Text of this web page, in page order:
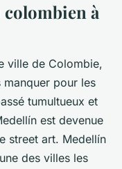
à
ville de Colombie,
manquer pour les
tumultueux et
est devenue
street art. Medellín
des villes les